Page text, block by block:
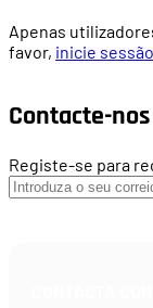
Apenas
favor, inicie sessão
Contacte-nos
Registe-se para